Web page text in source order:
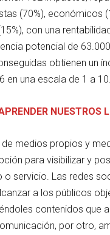
(70%), económicos
con una
potencial de
obtienen un
en una escala de 1 a 10.
NUESTROS
medios propios y
para visibilizar y
o servicio. Las redes
a los públicos
contenidos que
por otro,